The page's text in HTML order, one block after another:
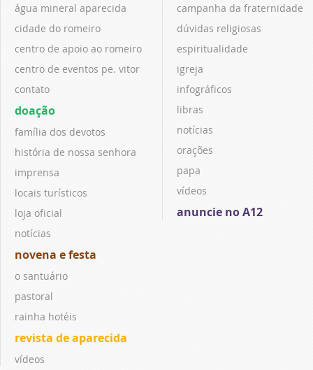
água mineral aparecida
cidade do romeiro
centro de apoio ao romeiro
centro de eventos pe. vitor
contato
doação
família dos devotos
história de nossa senhora
imprensa
locais turísticos
loja oficial
notícias
novena e festa
o santuário
pastoral
rainha hotéis
revista de aparecida
vídeos
campanha da fraternidade
dúvidas religiosas
espiritualidade
igreja
infográficos
libras
notícias
orações
papa
vídeos
anuncie no A12